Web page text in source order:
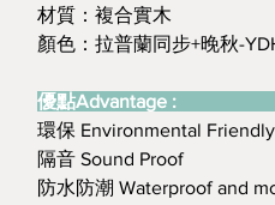
材質：複合實木
顏色：拉普蘭同步+晚秋-
優點Advantage
環保 Environmental Friendly
隔音 Sound Proof
防水防潮 Waterproof and